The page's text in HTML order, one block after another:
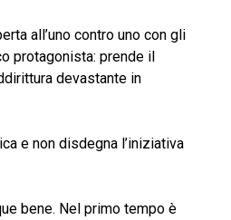
all’uno contro uno con gli
protagonista: prende il
devastante in
e non disdegna l’iniziativa
bene. Nel primo tempo è